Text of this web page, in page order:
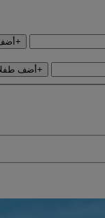
+أضف